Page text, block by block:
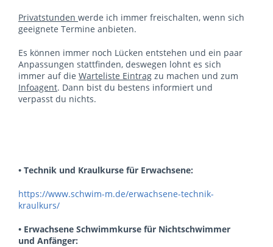
Privatstunden werde ich immer freischalten, wenn sich
geeignete Termine anbieten.
Es können immer noch Lücken entstehen und ein paar
Anpassungen stattfinden, deswegen lohnt es sich
immer auf die Warteliste Eintrag zu machen und zum
Infoagent. Dann bist du bestens informiert und
verpasst du nichts.
• Technik und Kraulkurse für Erwachsene:
https://www.schwim-m.de/erwachsene-technik-
kraulkurs/
• Erwachsene Schwimmkurse für Nichtschwimmer
und Anfänger: